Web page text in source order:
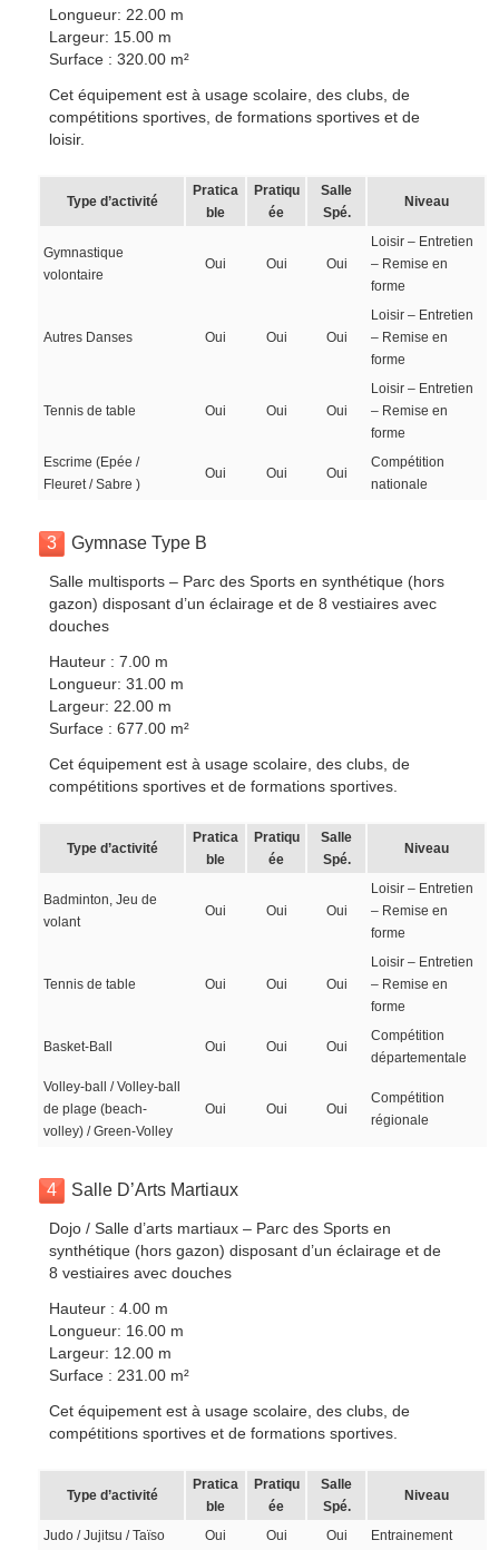
Longueur: 22.00 m
Largeur: 15.00 m
Surface : 320.00 m²
Cet équipement est à usage scolaire, des clubs, de
compétitions sportives, de formations sportives et de
loisir.
Type d’activité
Pratica
ble
Pratiqu
ée
Salle
Spé.
Niveau
Gymnastique
volontaire
Oui Oui Oui
Loisir – Entretien
– Remise en
forme
Autres Danses Oui Oui Oui
Loisir – Entretien
– Remise en
forme
Tennis de table Oui Oui Oui
Loisir – Entretien
– Remise en
forme
Escrime (Epée /
Fleuret / Sabre )
Oui Oui Oui
Compétition
nationale
3 Gymnase Type B
Salle multisports – Parc des Sports en synthétique (hors
gazon) disposant d’un éclairage et de 8 vestiaires avec
douches
Hauteur : 7.00 m
Longueur: 31.00 m
Largeur: 22.00 m
Surface : 677.00 m²
Cet équipement est à usage scolaire, des clubs, de
compétitions sportives et de formations sportives.
Type d’activité
Pratica
ble
Pratiqu
ée
Salle
Spé.
Niveau
Badminton, Jeu de
volant
Oui Oui Oui
Loisir – Entretien
– Remise en
forme
Tennis de table Oui Oui Oui
Loisir – Entretien
– Remise en
forme
Basket-Ball Oui Oui Oui
Compétition
départementale
Volley-ball / Volley-ball
de plage (beach-
volley) / Green-Volley
Oui Oui Oui
Compétition
régionale
4 Salle D’Arts Martiaux
Dojo / Salle d’arts martiaux – Parc des Sports en
synthétique (hors gazon) disposant d’un éclairage et de
8 vestiaires avec douches
Hauteur : 4.00 m
Longueur: 16.00 m
Largeur: 12.00 m
Surface : 231.00 m²
Cet équipement est à usage scolaire, des clubs, de
compétitions sportives et de formations sportives.
Type d’activité
Pratica
ble
Pratiqu
ée
Salle
Spé.
Niveau
Judo / Jujitsu / Taïso Oui Oui Oui Entrainement